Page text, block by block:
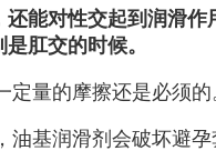
能对性交起到润滑
肛交的时候。
定量的摩擦还是必须的
，油基润滑剂会破坏避